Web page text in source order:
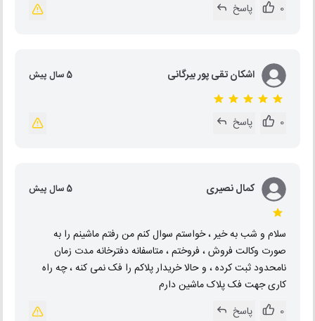
0 پاسخ
اشکان تقی پور بیرگانی 5 سال پیش
0 پاسخ
کمال نصیری 5 سال پیش
سلام و شب به خیر ، خواستم سوال کنم من رفتم ماشینم را به
صورت وکالت فروش ، فروختم ، متاسفانه دفترخانه مدت زمان
نامحدود ثبت کرده ، و حالا خریدار پلاکم را فک نمی کنه ، چه راه
کاری جهت فک پلاک ماشین دارم
0
پاسخ